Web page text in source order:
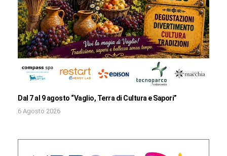
Dal 7 al 9 agosto “Vaglio, Terra di Cultura e Sapori”
6 Agosto 2026